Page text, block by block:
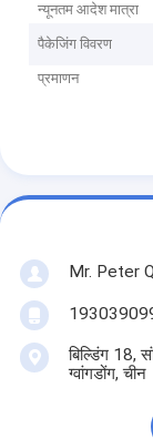
न्यूनतम आदेश मात्रा
पैकेजिंग विवरण
प्रमाणन
Mr. Peter
बिल्डिंग 18,
ग्वांगडोंग, चीन